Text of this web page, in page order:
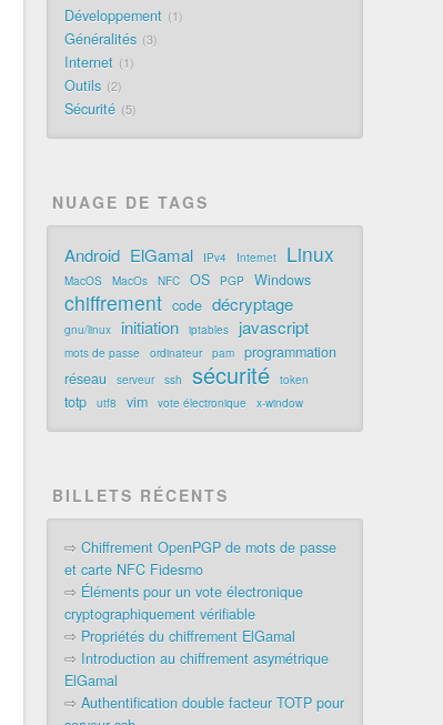
Développement 1
Généralités 3
Internet 1
Outils 2
Sécurité 5
NUAGE DE TAGS
Android ElGamal IPv4 Internet Linux
MacOS MacOs NFC OS PGP Windows
chiffrement code décryptage
gnu/linux initiation iptables javascript
mots de passe ordinateur pam
programmation
réseau
serveur ssh sécurité token
totp utf8 vim vote électronique x-window
BILLETS RÉCENTS
⇨Chiffrement OpenPGP de mots de passe
et carte NFC Fidesmo
⇨ Éléments pour un vote électronique
cryptographiquement vérifiable
⇨ Propriétés du chiffrement ElGamal
⇨ Introduction au chiffrement asymétrique
ElGamal
⇨Authentification double facteur TOTP pour